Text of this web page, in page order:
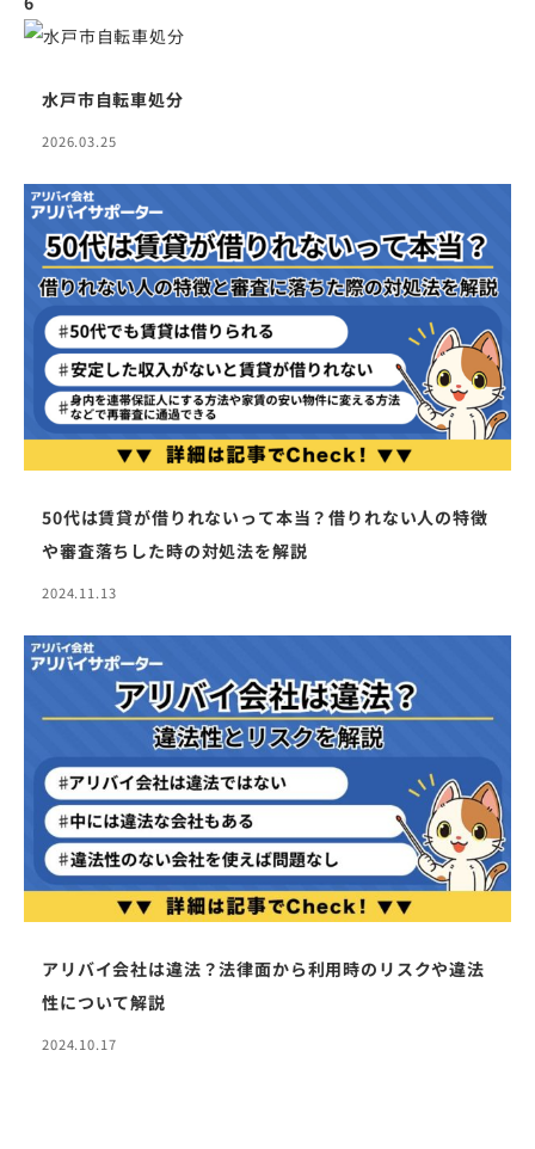
水戸市自転車処分
2026.03.25
50代は賃貸が借りれないって本当？借りれない人の特徴
や審査落ちした時の対処法を解説
2024.11.13
アリバイ会社は違法？法律面から利用時のリスクや違法
性について解説
2024.10.17